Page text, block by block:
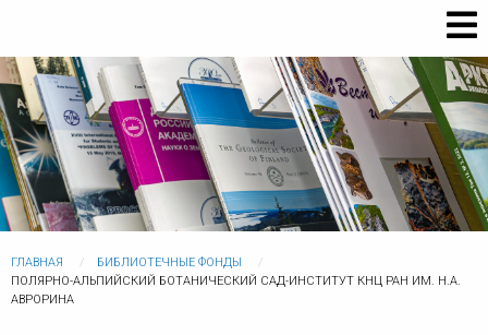
ГЛАВНАЯ
БИБЛИОТЕЧНЫЕ ФОНДЫ
ПОЛЯРНО-АЛЬПИЙСКИЙ БОТАНИЧЕСКИЙ САД-ИНСТИТУТ КНЦ РАН ИМ. Н.А.
АВРОРИНА